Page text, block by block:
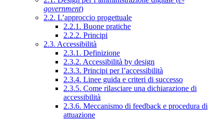
government)
2.2. L’approccio progettuale
2.2.1. Buone pratiche
2.2.2. Principi
2.3. Accessibilità
2.3.1. Definizione
2.3.2. Accessibilità by design
2.3.3. Principi per l’accessibilità
2.3.4. Linee guida e criteri di successo
2.3.5. Come rilasciare una dichiarazione di
accessibilità
2.3.6. Meccanismo di feedback e procedura di
attuazione